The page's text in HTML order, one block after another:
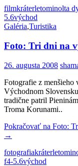
filmkráterletominolta
5.6východ
Galéria,Turistika
Foto: Tri dni na
26. augusta 2008
Fotografie z menšieho
Východnom
tradične patril
Troma Korunami..
Pokračovať na Foto:
→
fotografiakráterleto
f4-5.6východ